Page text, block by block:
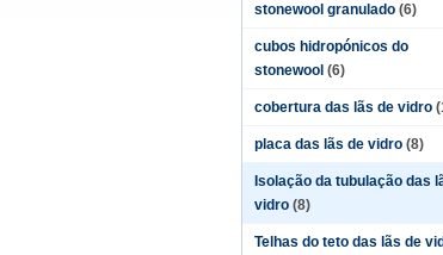
stonewool granulado (6)
cubos hidropónicos do
stonewool (6)
cobertura das lãs de vidro
placa das lãs de vidro (8)
Isolação da tubulação das
vidro (8)
Telhas do teto das lãs de